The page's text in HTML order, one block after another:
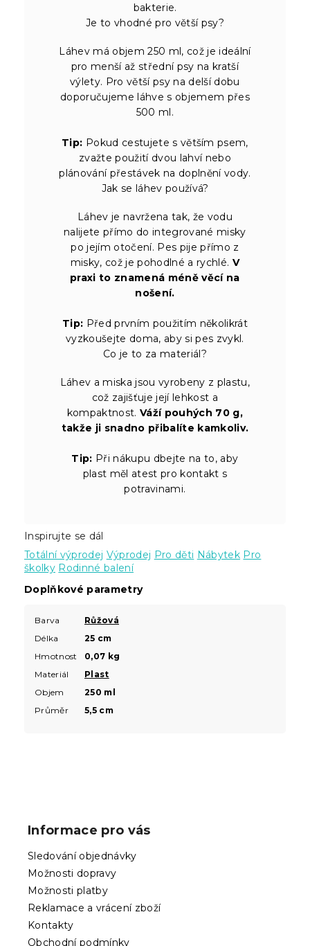
bakterie.
Je to vhodné pro větší psy?
Láhev má objem 250 ml, což je ideální
pro menší až střední psy na kratší
výlety. Pro větší psy na delší dobu
doporučujeme láhve s objemem přes
500 ml.
Tip: Pokud cestujete s větším psem,
zvažte použití dvou lahví nebo
plánování přestávek na doplnění vody.
Jak se láhev používá?
Láhev je navržena tak, že vodu
nalijete přímo do integrované misky
po jejím otočení. Pes pije přímo z
misky, což je pohodlné a rychlé. V
praxi to znamená méně věcí na
nošení.
Tip: Před prvním použitím několikrát
vyzkoušejte doma, aby si pes zvykl.
Co je to za materiál?
Láhev a miska jsou vyrobeny z plastu,
což zajišťuje její lehkost a
kompaktnost.Váží pouhých 70 g,
takže ji snadno přibalíte kamkoliv.
Tip: Při nákupu dbejte na to, aby
plast měl atest pro kontakt s
potravinami.
Inspirujte se dál
Totální výprodej Výprodej Pro děti Nábytek Pro
školky Rodinné balení
Doplňkové parametry
Barva
Růžová
Délka
25 cm
Hmotnost
0,07 kg
Materiál
Plast
Objem
250 ml
Průměr
5,5 cm
Informace pro vás
Sledování objednávky
Možnosti dopravy
Možnosti platby
Reklamace a vrácení zboží
Kontakty
Obchodní podmínky